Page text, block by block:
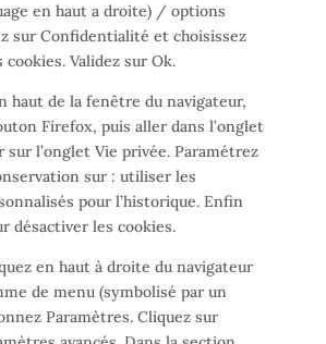
en haut a droite) / options
sur Confidentialité et choisissez
Validez sur Ok.
haut de la fenêtre du navigateur,
Firefox, puis aller dans l’onglet
sur l’onglet Vie privée. Paramétrez
sur : utiliser les
pour l’historique. Enfin
désactiver les cookies.
en haut à droite du navigateur
de menu (symbolisé par un
Paramètres. Cliquez sur